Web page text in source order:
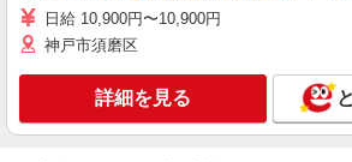
日給 10,900円〜10,900円
神戸市須磨区
詳細を見る